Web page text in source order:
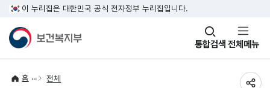
이 누리집은 대한민국 공식 전자정부 누리집입니다.
통합검색
창
열기 전체메뉴
홈 전체